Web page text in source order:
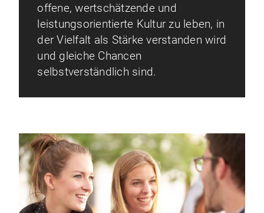
offene, wertschätzende und
leistungsorientierte Kultur zu leben, in
der Vielfalt als Stärke verstanden wird
und gleiche Chancen
selbstverständlich sind.